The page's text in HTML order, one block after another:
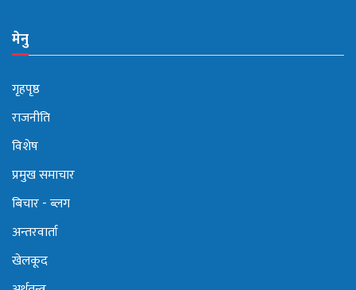
मेनु
गृहपृष्ठ
राजनीति
विशेष
प्रमुख समाचार
बिचार - ब्लग
अन्तरवार्ता
खेलकूद